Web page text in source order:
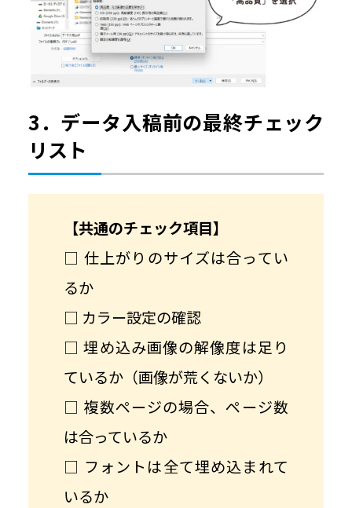
3．データ入稿前の最終チェック
リスト
【共通のチェック項目】
□ 仕上がりのサイズは合ってい
るか
□ カラー設定の確認
□ 埋め込み画像の解像度は足り
ているか（画像が荒くないか）
□ 複数ページの場合、ページ数
は合っているか
□ フォントは全て埋め込まれて
いるか